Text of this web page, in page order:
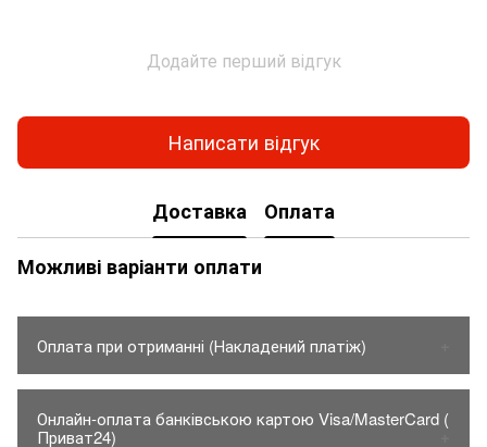
Додайте перший відгук
Написати відгук
Доставка
Оплата
Можливі варіанти оплати
Оплата при отриманні (Накладений платіж)
1. Товар оплачується тільки на карту Приват банку.
- Вартість товару до 150грн.
Онлайн-оплата банківською картою Visa/MasterCard (
Приват24)